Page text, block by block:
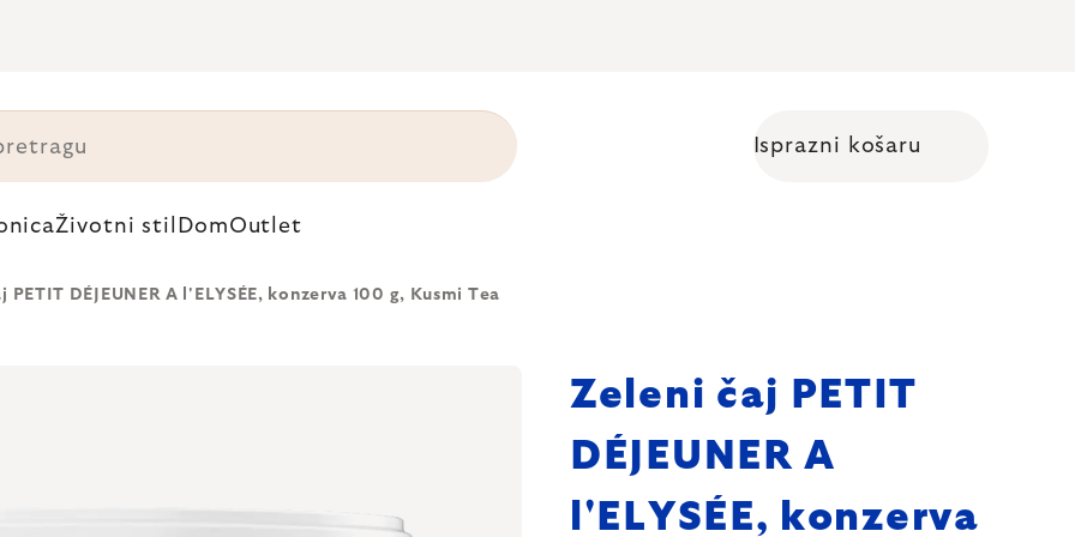
Isprazni košaru
Životni stil DomOutlet
PETIT DÉJEUNER A l'ELYSÉE, konzerva 100 g, Kusmi Tea
Zeleni čaj PETIT
DÉJEUNER A
l'ELYSÉE, konzerva